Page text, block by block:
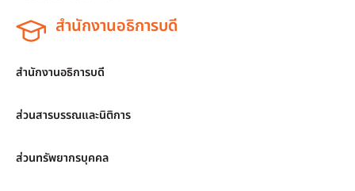
สำนักงานอธิการบดี
สำนักงานอธิการบดี
ส่วนสารบรรณและนิติการ
ส่วนทรัพยากรบุคคล